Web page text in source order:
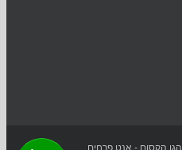
הגן הקסום - אנט פרחים